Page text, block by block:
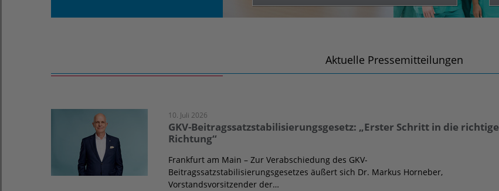
Aktuelle Pressemitteilungen
10. Juli 2026
GKV-Beitragssatzstabilisierungsgesetz: „Erster Schritt in die richtige
Richtung“
Frankfurt am Main – Zur Verabschiedung des GKV-
Beitragssatzstabilisierungsgesetzes äußert sich Dr. Markus Horneber,
Vorstandsvorsitzender der…